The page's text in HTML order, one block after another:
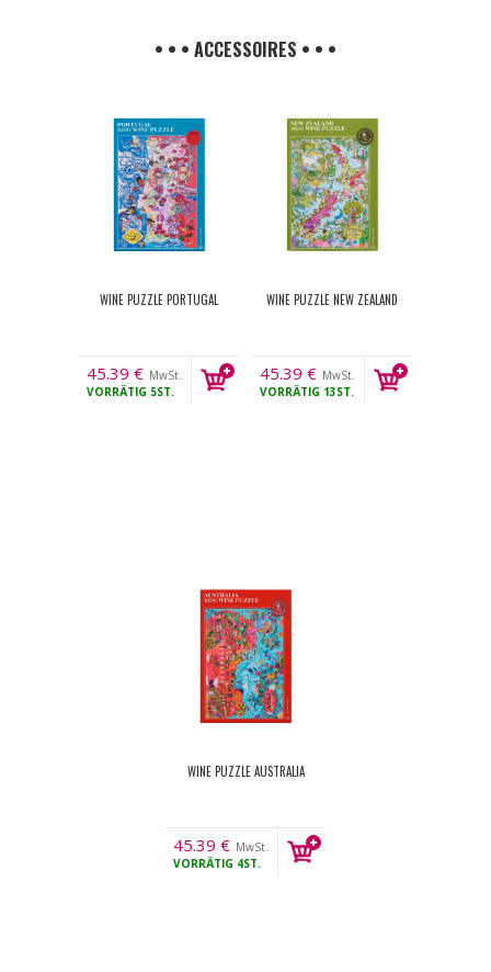
• • • ACCESSOIRES • • •
WINE PUZZLE PORTUGAL
45.39 € MwSt.
VORRÄTIG 5ST.
WINE PUZZLE NEW ZEALAND
45.39 € MwSt.
VORRÄTIG 13ST.
WINE PUZZLE AUSTRALIA
45.39 € MwSt.
VORRÄTIG 4ST.